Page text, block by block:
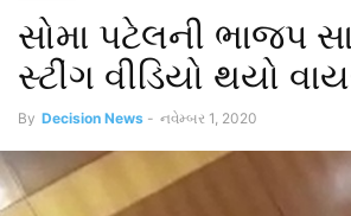
સોમા પટેલની ભાજપ
સ્ટીંગ વીડિયો થયો
By Decision News - નવેમ્બર 1, 2020